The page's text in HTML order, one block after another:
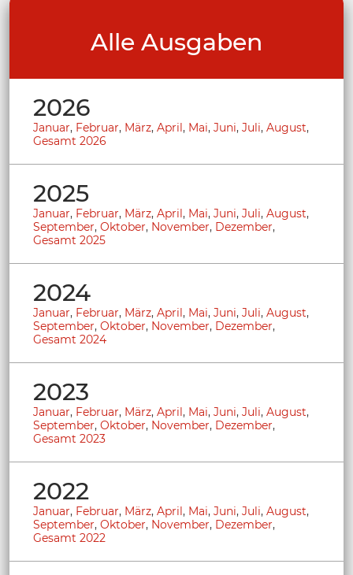
Alle Ausgaben
2026
Januar, Februar, März, April, Mai, Juni, Juli, August,
Gesamt 2026
2025
Januar, Februar, März, April, Mai, Juni, Juli, August,
September, Oktober, November, Dezember,
Gesamt 2025
2024
Januar, Februar, März, April, Mai, Juni, Juli, August,
September, Oktober, November, Dezember,
Gesamt 2024
2023
Januar, Februar, März, April, Mai, Juni, Juli, August,
September, Oktober, November, Dezember,
Gesamt 2023
2022
Januar, Februar, März, April, Mai, Juni, Juli, August,
September, Oktober, November, Dezember,
Gesamt 2022